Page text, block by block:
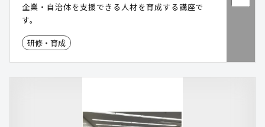
企業・自治体を支援できる人材を育成する講座で
す。
研修・育成